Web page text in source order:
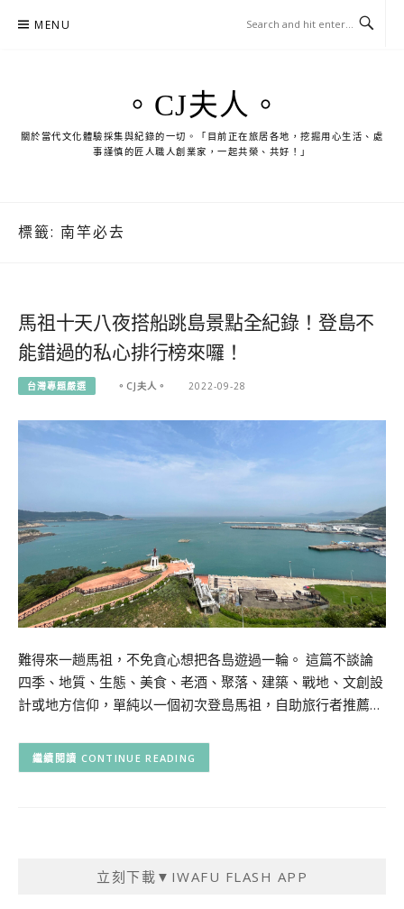
MENU
。CJ夫人。
關於當代文化體驗採集與紀錄的一切。「目前正在旅居各地，挖掘用心生活、處
事謹慎的匠人職人創業家，一起共榮、共好！」
標籤: 南竿必去
馬祖十天八夜搭船跳島景點全紀錄！登島不
能錯過的私心排行榜來囉！
台灣專題嚴選 。CJ夫人。 2022-09-28
難得來一趟馬祖，不免貪心想把各島遊過一輪。 這篇不談論
四季、地質、生態、美食、老酒、聚落、建築、戰地、文創設
計或地方信仰，單純以一個初次登島馬祖，自助旅行者推薦…
CONTINUE READING
立刻下載▼IWAFU FLASH APP